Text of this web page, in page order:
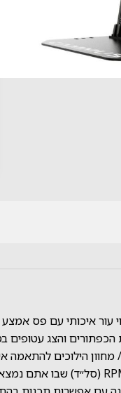
עור איכותי עם פס
הכפתורים והצג עטופים
הילוכיםלהתאמה